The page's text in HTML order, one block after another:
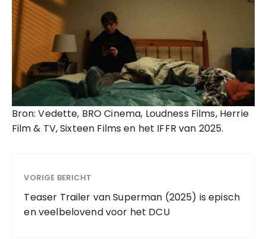
Bron: Vedette, BRO Cinema, Loudness Films, Herrie
Film & TV, Sixteen Films en het IFFR van 2025.
VORIGE BERICHT
Teaser Trailer van Superman (2025) is episch
en veelbelovend voor het DCU